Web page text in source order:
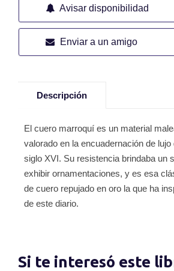
Avisar disponibilidad
Enviar a un amigo
Descripción
El cuero marroquí es un material
valorado en la encuadernación de
siglo XVI. Su resistencia brindaba un
exhibir ornamentaciones, y es esa
de cuero repujado en oro la que ha
de este diario.
Si te interesó este